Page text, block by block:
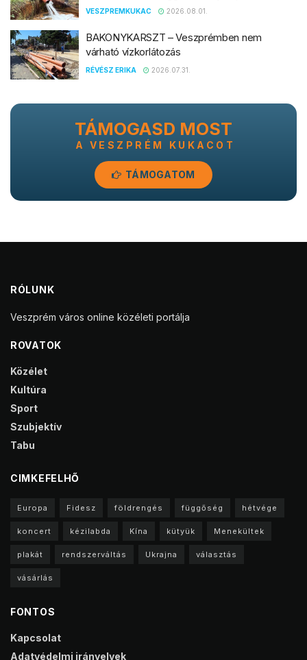
VESZPREMKUKAC 2026.08.01.
BAKONYKARSZT – Veszprémben nem
várható vízkorlátozás
RÉVÉSZ ERIKA 2026.07.31.
TÁMOGASD MOST
A VESZPRÉM KUKACOT
TÁMOGATOM
RÓLUNK
Veszprém város online közéleti portálja
ROVATOK
Közélet
Kultúra
Sport
Szubjektív
Tabu
CIMKEFELHŐ
Europa Fidesz földrengés függőség hétvége
koncert kézilabda Kína kütyük Menekültek
plakát rendszerváltás Ukrajna választás
vásárlás
FONTOS
Kapcsolat
Adatvédelmi irányelvek